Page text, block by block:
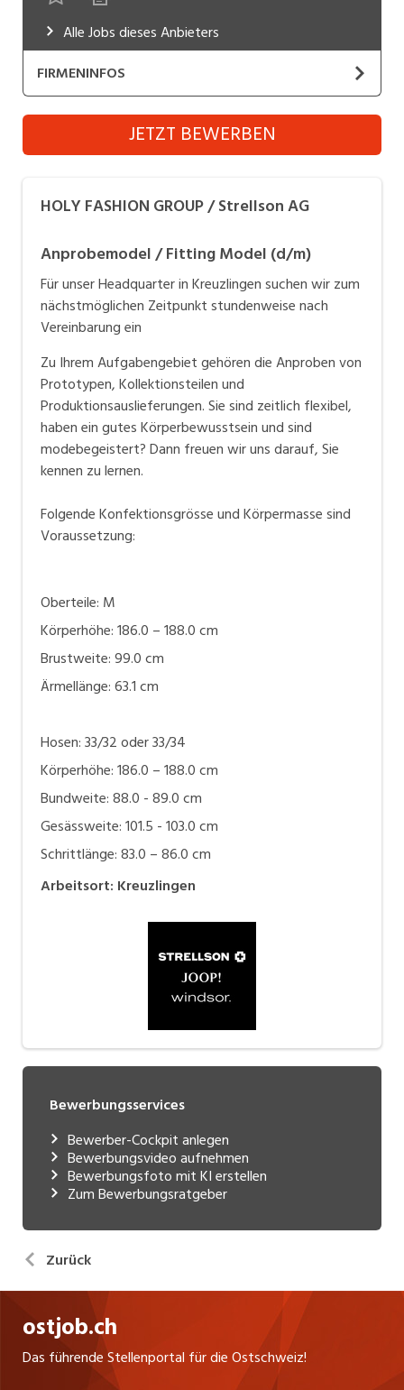
Industrie, Maschinenbau, Anlagenbau,
Produktion
Informatik, Telekommunikation
Kaufm. Berufe, Kundendienst, Verwaltung
Körperpflege, Wellness
Medizin, Gesundheitswesen, Pflege
Verkauf, Handel, Kundenberatung,
Aussendienst
Sicherheit, Rettung, Polizei, Zoll
Alle Jobs dieses Anbieters
FIRMENINFOS
HOLY FASHION GROUP / Strellson AG
Die HOLY FASHION GROUP / Strellson AG, mit Sitz in
Kreuzlingen, gehört zu den bedeutendsten Mode-
und Lifestyleunternehmen mit internationaler
Ausrichtung. Das Unternehmen designt, produziert
und vermarktet die internationalen Top-Marken
Strellson,windsor. undJOOP!.
JETZT BEWERBEN
HOLY FASHION GROUP / Strellson AG
Anprobemodel / Fitting Model (d/m)
Für unser Headquarter in Kreuzlingen suchen wir zum
nächstmöglichen Zeitpunkt stundenweise nach
Vereinbarung ein
Zu Ihrem Aufgabengebiet gehören die Anproben von
Prototypen, Kollektionsteilen und
Produktionsauslieferungen. Sie sind zeitlich flexibel,
haben ein gutes Körperbewusstsein und sind
modebegeistert? Dann freuen wir uns darauf, Sie
kennen zu lernen.
Folgende Konfektionsgrösse und Körpermasse sind
Voraussetzung:
Oberteile: M
Körperhöhe: 186.0 – 188.0 cm
Brustweite: 99.0 cm
Ärmellänge: 63.1 cm
Hosen: 33/32 oder 33/34
Körperhöhe: 186.0 – 188.0 cm
Bundweite: 88.0 - 89.0 cm
Gesässweite: 101.5 - 103.0 cm
Schrittlänge: 83.0 – 86.0 cm
Arbeitsort: Kreuzlingen
Bewerbungsservices
Bewerber-Cockpit anlegen
Bewerbungsvideo aufnehmen
Bewerbungsfoto mit KI erstellen
Zum Bewerbungsratgeber
Zurück
ostjob.ch
Das führende Stellenportal für die Ostschweiz!